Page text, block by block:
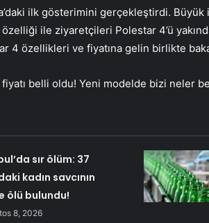
ilk gösterimini gerçekleştirdi. Büyük
ile ziyaretçileri Polestar 4’ü
4 özellikleri ve fiyatına gelin birlikte
belli oldu! Yeni modelde bizi neler
sır ölüm: 37
kadın savcının
ölü bulundu!
8, 2026